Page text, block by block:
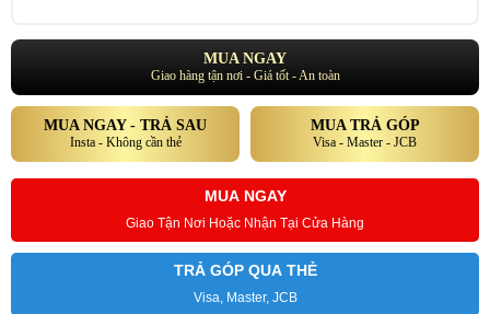
MUA NGAY
Giao hàng tận nơi - Giá tốt - An toàn
MUA NGAY - TRẢ SAU
Insta - Không cần thẻ
MUA TRẢ GÓP
Visa - Master - JCB
MUA NGAY
Giao Tận Nơi Hoặc Nhận Tại Cửa Hàng
TRẢ GÓP QUA THẺ
Visa, Master, JCB